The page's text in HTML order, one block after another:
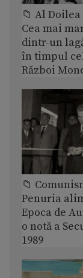
📁 Al
Cea mai
dintr-un
în timpul
Război
📁
Penuria
Epoca de
o notă a
1989